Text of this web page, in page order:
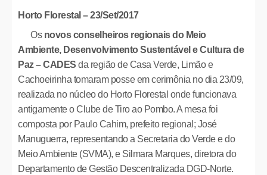
Horto Florestal – 23/Set/2017
Os novos conselheiros regionais do Meio
Ambiente, Desenvolvimento Sustentável e Cultura de
Paz – CADES da região de Casa Verde, Limão e
Cachoeirinha tomaram posse em cerimônia no dia 23/09,
realizada no núcleo do Horto Florestal onde funcionava
antigamente o Clube de Tiro ao Pombo. A mesa foi
composta por Paulo Cahim, prefeito regional; José
Manuguerra, representando a Secretaria do Verde e do
Meio Ambiente (SVMA), e Silmara Marques, diretora do
Departamento de Gestão Descentralizada DGD-Norte.